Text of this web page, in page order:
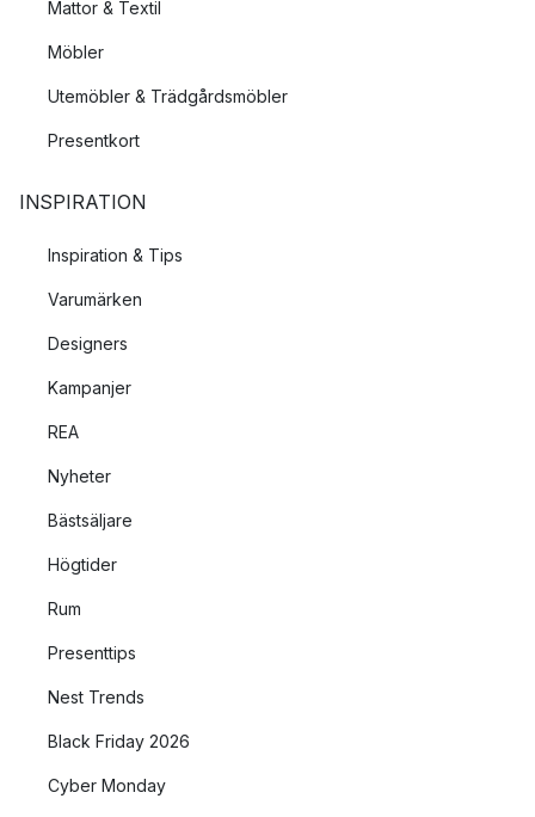
Mattor & Textil
Möbler
Utemöbler & Trädgårdsmöbler
Presentkort
INSPIRATION
Inspiration & Tips
Varumärken
Designers
Kampanjer
REA
Nyheter
Bästsäljare
Högtider
Rum
Presenttips
Nest Trends
Black Friday 2026
Cyber Monday